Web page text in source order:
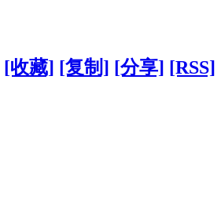
[收藏] [复制] [分享] [RSS]